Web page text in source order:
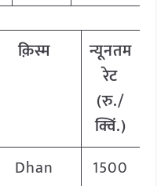
क़िस्म
न्यूनतम
रेट
(रु./
क्विं.)
Dhan 1500